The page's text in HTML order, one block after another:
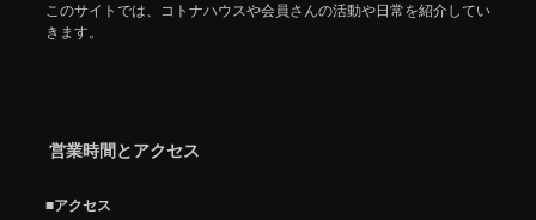
このサイトでは、コトナハウスや会員さんの活動や日常を紹介してい
きます。
営業時間とアクセス
■アクセス